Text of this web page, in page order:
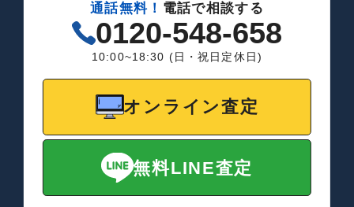
通話無料！ 電話で相談する
0120-548-658
10:00~18:30 (日・祝日定休日)
オンライン査定
無料LINE査定